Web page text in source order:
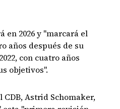
en 2026 y "marcará el
años después de su
con cuatro años
objetivos".
Astrid Schomaker,